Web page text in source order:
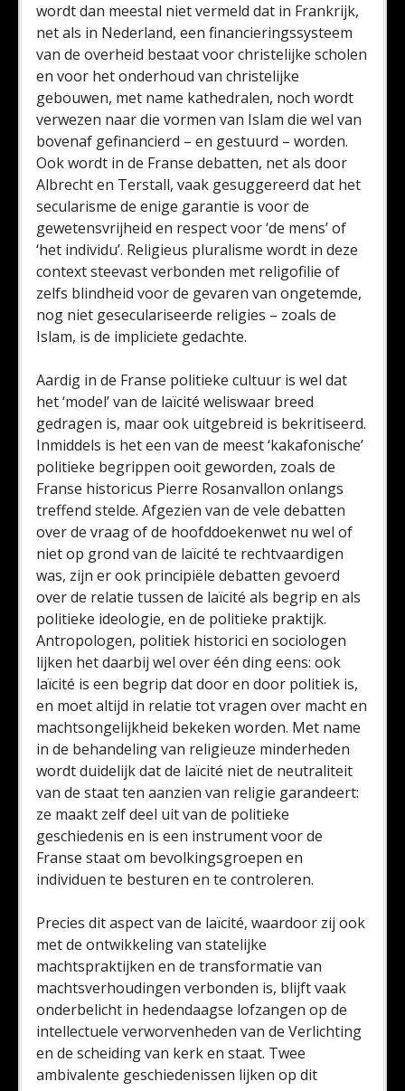
wordt dan meestal niet vermeld dat in Frankrijk,
net als in Nederland, een financieringssysteem
van de overheid bestaat voor christelijke scholen
en voor het onderhoud van christelijke
gebouwen, met name kathedralen, noch wordt
verwezen naar die vormen van Islam die wel van
bovenaf gefinancierd – en gestuurd – worden.
Ook wordt in de Franse debatten, net als door
Albrecht en Terstall, vaak gesuggereerd dat het
secularisme de enige garantie is voor de
gewetensvrijheid en respect voor ‘de mens’ of
‘het individu’. Religieus pluralisme wordt in deze
context steevast verbonden met religofilie of
zelfs blindheid voor de gevaren van ongetemde,
nog niet geseculariseerde religies – zoals de
Islam, is de impliciete gedachte.
Aardig in de Franse politieke cultuur is wel dat
het ‘model’ van de laïcité weliswaar breed
gedragen is, maar ook uitgebreid is bekritiseerd.
Inmiddels is het een van de meest ‘kakafonische’
politieke begrippen ooit geworden, zoals de
Franse historicus Pierre Rosanvallon onlangs
treffend stelde. Afgezien van de vele debatten
over de vraag of de hoofddoekenwet nu wel of
niet op grond van de laïcité te rechtvaardigen
was, zijn er ook principiële debatten gevoerd
over de relatie tussen de laïcité als begrip en als
politieke ideologie, en de politieke praktijk.
Antropologen, politiek historici en sociologen
lijken het daarbij wel over één ding eens: ook
laïcité is een begrip dat door en door politiek is,
en moet altijd in relatie tot vragen over macht en
machtsongelijkheid bekeken worden. Met name
in de behandeling van religieuze minderheden
wordt duidelijk dat de laïcité niet de neutraliteit
van de staat ten aanzien van religie garandeert:
ze maakt zelf deel uit van de politieke
geschiedenis en is een instrument voor de
Franse staat om bevolkingsgroepen en
individuen te besturen en te controleren.
Precies dit aspect van de laïcité, waardoor zij ook
met de ontwikkeling van statelijke
machtspraktijken en de transformatie van
machtsverhoudingen verbonden is, blijft vaak
onderbelicht in hedendaagse lofzangen op de
intellectuele verworvenheden van de Verlichting
en de scheiding van kerk en staat. Twee
ambivalente geschiedenissen lijken op dit